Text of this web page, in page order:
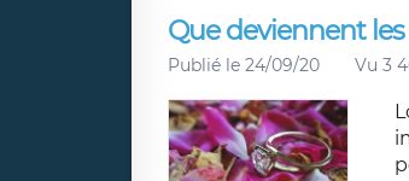
Que deviennent
Publié le 24/09/20 Vu 3